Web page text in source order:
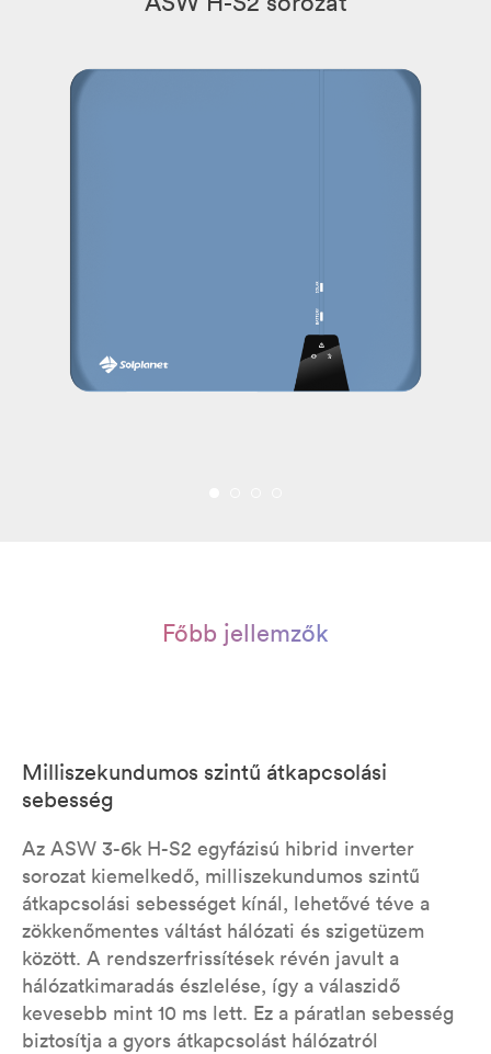
Főbb jellemzők
Milliszekundumos szintű átkapcsolási
sebesség
Az ASW 3-6k H-S2 egyfázisú hibrid inverter
sorozat kiemelkedő, milliszekundumos szintű
átkapcsolási sebességet kínál, lehetővé téve a
zökkenőmentes váltást hálózati és szigetüzem
között. A rendszerfrissítések révén javult a
hálózatkimaradás észlelése, így a válaszidő
kevesebb mint 10 ms lett. Ez a páratlan sebesség
biztosítja a gyors átkapcsolást hálózatról